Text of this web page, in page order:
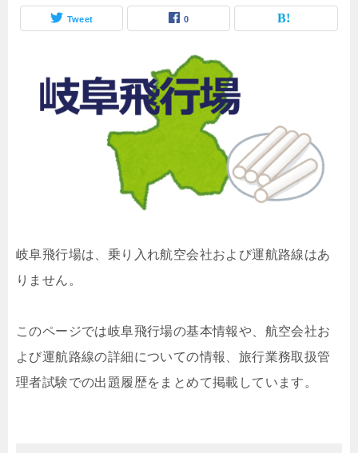
Tweet 0
岐阜飛行場は、乗り入れ航空会社および運航路線はあ
りません。
このページでは岐阜飛行場の基本情報や、航空会社お
よび運航路線の詳細についての情報、旅行業務取扱管
理者試験での出題履歴をまとめて掲載しています。